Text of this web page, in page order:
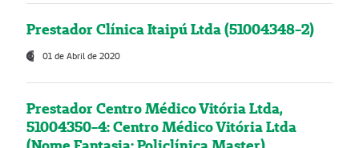
Prestador Clínica Itaipú Ltda (51004348-2)
01 de Abril de 2020
Prestador Centro Médico Vitória Ltda,
51004350-4: Centro Médico Vitória Ltda